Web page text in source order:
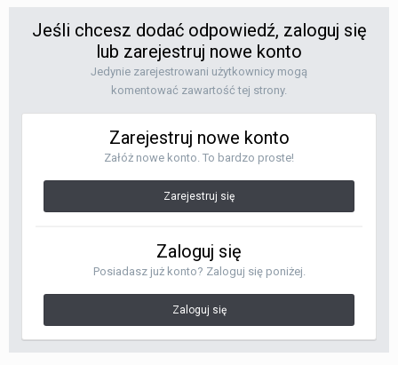
Jeśli chcesz dodać odpowiedź, zaloguj się
lub zarejestruj nowe konto
Jedynie zarejestrowani użytkownicy mogą
komentować zawartość tej strony.
Zarejestruj nowe konto
Załóż nowe konto. To bardzo proste!
Zarejestruj się
Zaloguj się
Posiadasz już konto? Zaloguj się poniżej.
Zaloguj się